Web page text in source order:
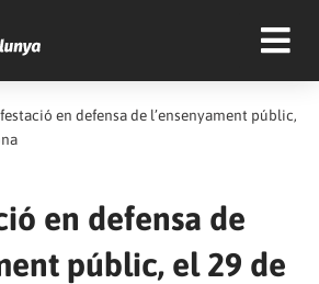
en defensa de l’ensenyament públic,
en defensa de
públic, el 29 de